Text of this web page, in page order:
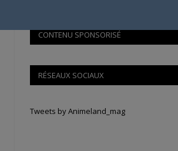
CONTENU SPONSORISÉ
RÉSEAUX SOCIAUX
Tweets by Animeland_mag